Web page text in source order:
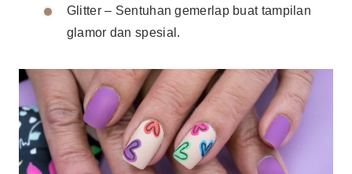
Glitter – Sentuhan gemerlap buat tampilan
glamor dan spesial.